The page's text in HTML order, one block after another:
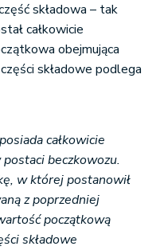
składowa – tak
całkowicie
obejmująca
składowe podlega
całkowicie
beczkowozu.
w której postanowił
z poprzedniej
początkową
składowe